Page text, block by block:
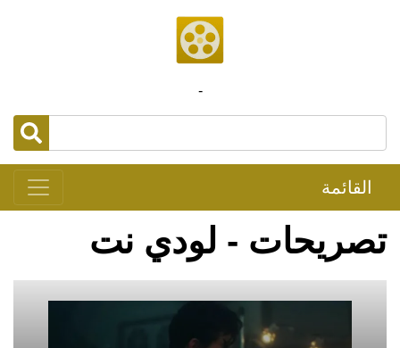
-
القائمة
تصريحات - لودي نت